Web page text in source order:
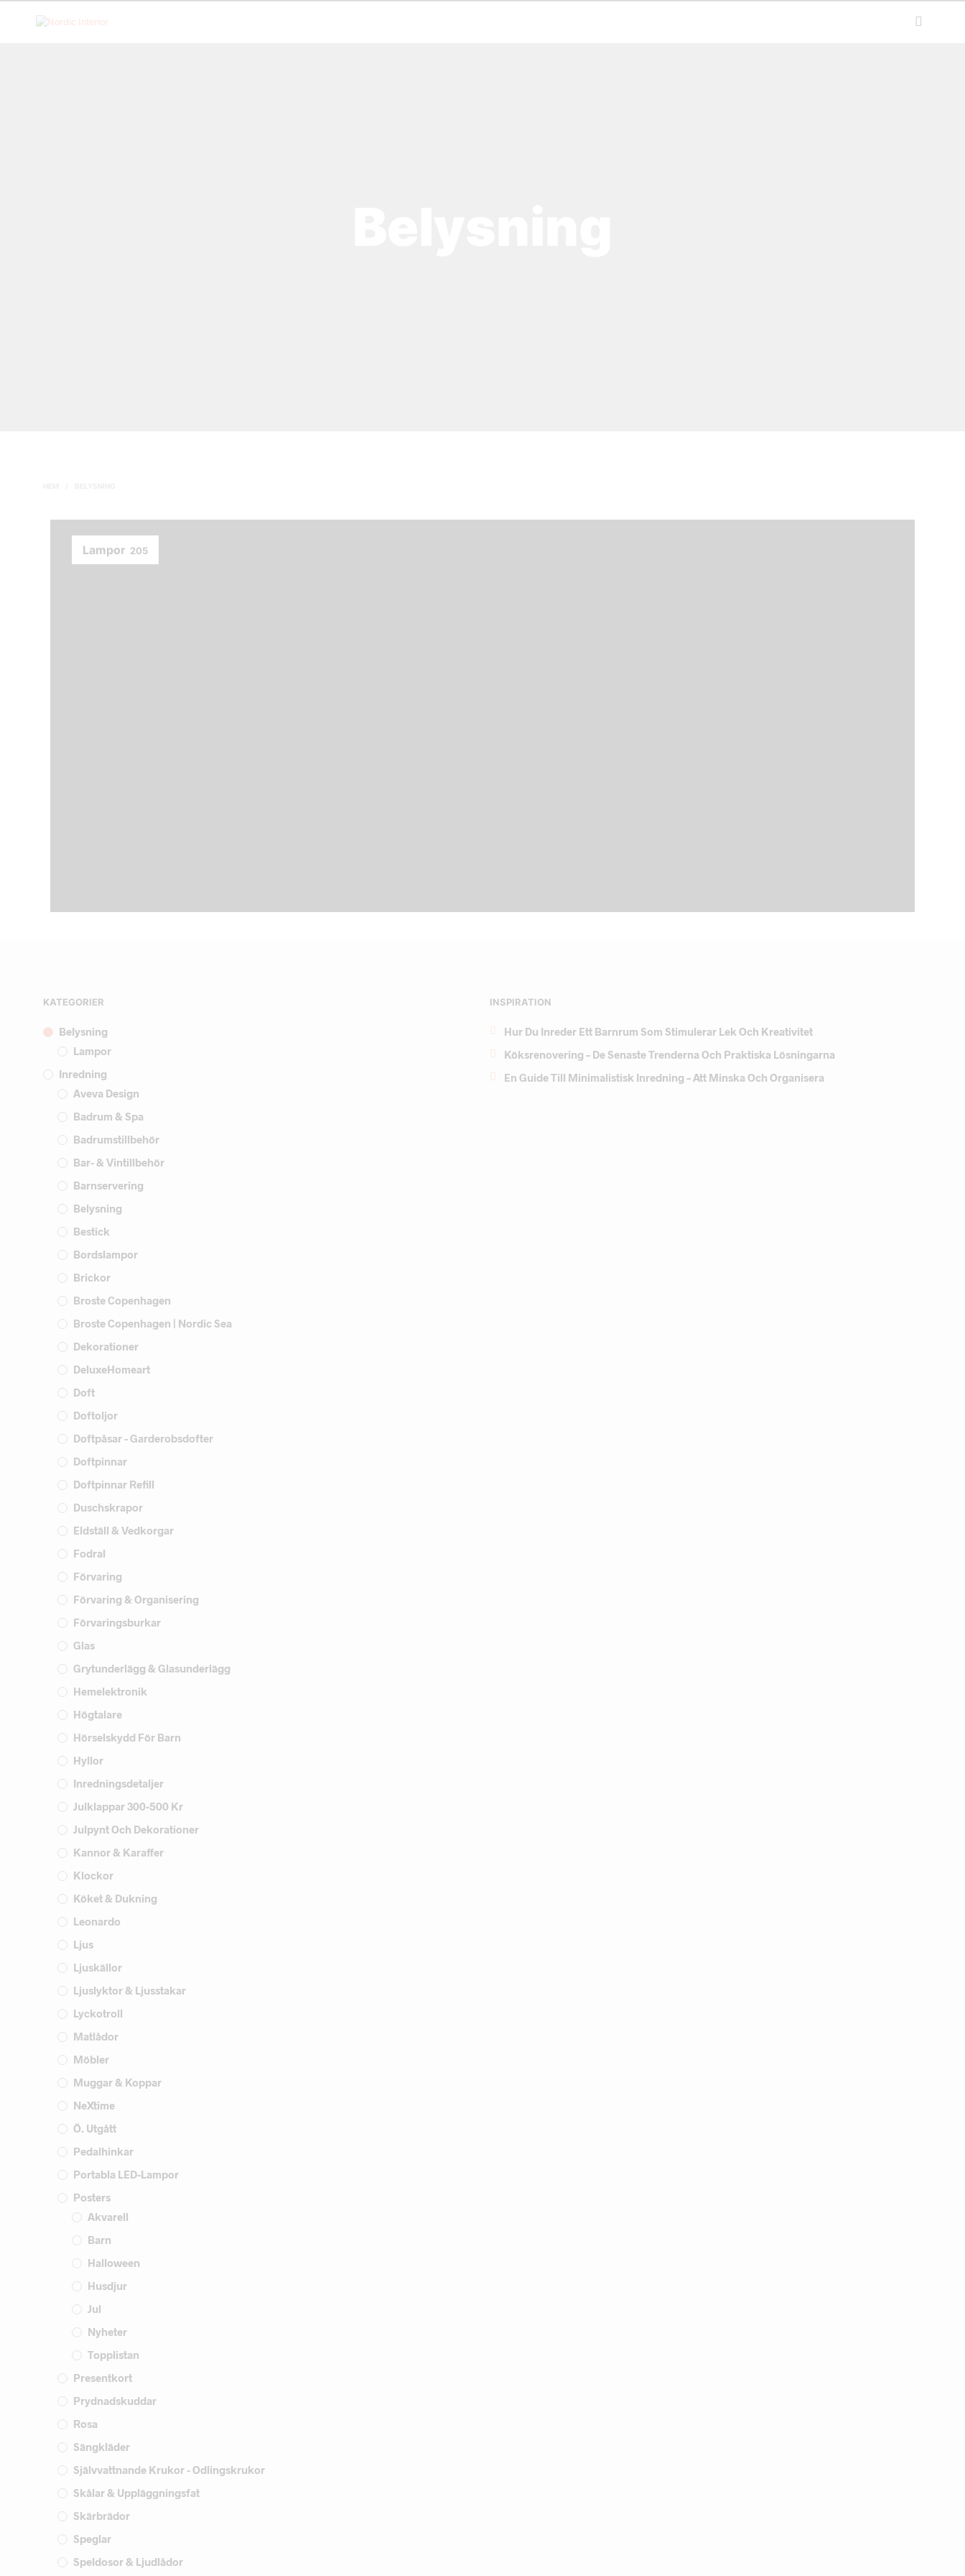
Lampor 205
KATEGORIER
Belysning
Lampor
Inredning
Aveva Design
Badrum & Spa
Badrumstillbehör
Bar- & Vintillbehör
Barnservering
Belysning
Bestick
Bordslampor
Brickor
Broste Copenhagen
Broste Copenhagen | Nordic Sea
Dekorationer
DeluxeHomeart
Doft
Doftoljor
Doftpåsar - Garderobsdofter
Doftpinnar
Doftpinnar Refill
Duschskrapor
Eldställ & Vedkorgar
Fodral
Förvaring
Förvaring & Organisering
Förvaringsburkar
Glas
Grytunderlägg & Glasunderlägg
Hemelektronik
Högtalare
Hörselskydd För Barn
Hyllor
Inredningsdetaljer
Julklappar 300-500 Kr
Julpynt Och Dekorationer
Kannor & Karaffer
Klockor
Köket & Dukning
Leonardo
Ljus
Ljuskällor
Ljuslyktor & Ljusstakar
Lyckotroll
Matlådor
Möbler
Muggar & Koppar
NeXtime
Ö. Utgått
Pedalhinkar
Portabla LED-Lampor
Posters
Akvarell
Barn
Halloween
Husdjur
Jul
Nyheter
Topplistan
Presentkort
Prydnadskuddar
Rosa
Sängkläder
Självvattnande Krukor - Odlingskrukor
Skålar & Uppläggningsfat
Skärbrädor
Speglar
Speldosor & Ljudlådor
INSPIRATION
Hur Du Inreder Ett Barnrum Som Stimulerar Lek Och Kreativitet
Köksrenovering – De Senaste Trenderna Och Praktiska Lösningarna
En Guide Till Minimalistisk Inredning – Att Minska Och Organisera